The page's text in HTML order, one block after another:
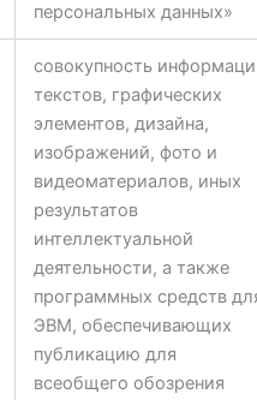
персональных данных»
совокупность
текстов, графических
элементов, дизайна,
изображений, фото и
видеоматериалов, иных
результатов
интеллектуальной
деятельности, а также
программных средств
ЭВМ, обеспечивающих
публикацию для
всеобщего обозрения